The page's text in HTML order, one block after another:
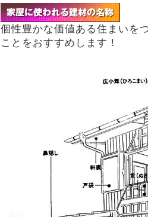
個性豊かな価値ある住まいを
ことをおすすめします！